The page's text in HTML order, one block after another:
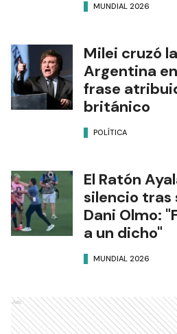
MUNDIAL 2026
Milei cruzó
Argentina
frase
británico
POLÍTICA
El Ratón
silencio tras
Dani Olmo:
a un dicho"
MUNDIAL 2026
Ads